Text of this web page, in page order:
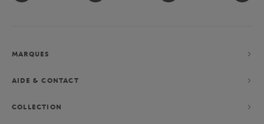
MARQUES
AIDE & CONTACT
COLLECTION